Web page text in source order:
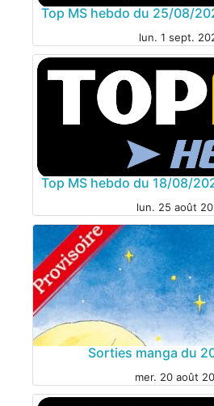
MANGA
Top MS hebdo du 25/08/
lun. 1 sept.
MANGA
Top MS hebdo du 18/08/
lun. 25 août
Sorties manga du
mer. 20 août